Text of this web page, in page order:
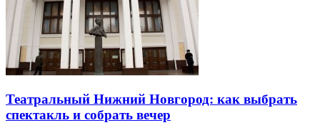
Театральный Нижний Новгород: как выбрать
спектакль и собрать вечер